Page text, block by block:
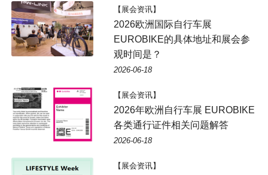
【展会资讯】
2026欧洲国际自行车展
EUROBIKE的具体地址和展会参
观时间是？
2026-06-18
【展会资讯】
2026年欧洲自行车展 EUROBIKE
各类通行证件相关问题解答
2026-06-18
【展会资讯】